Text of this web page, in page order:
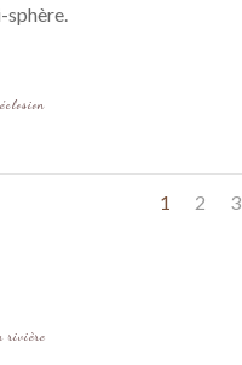
sphère.
1 2 3
rivière